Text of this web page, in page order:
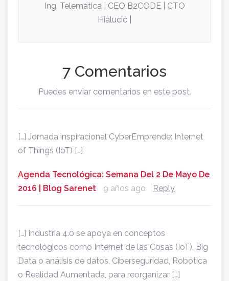
Ing. Telemática | CEO B2CODE | CTO
Hialucic |
7 Comentarios
Puedes enviar comentarios en este post.
[…] Jornada inspiracional CyberEmprende: Internet
of Things (IoT) […]
Agenda Tecnológica: Semana Del 2 De Mayo De
2016 | Blog Sarenet
9 años ago Reply
[…] Industria 4.0 se apoya en conceptos
tecnológicos como Internet de las Cosas (IoT), Big
Data o análisis de datos, Ciberseguridad, Robótica
o Realidad Aumentada, para reorganizar […]